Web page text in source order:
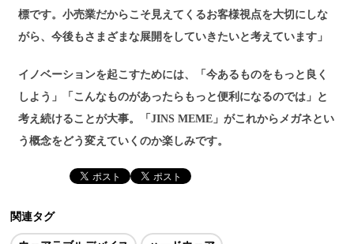
標です。小売業だからこそ見えてくるお客様視点を大切にしな
がら、今後もさまざまな展開をしていきたいと考えています」
イノベーションを起こすためには、「今あるものをもっと良く
しよう」「こんなものがあったらもっと便利になるのでは」と
考え続けることが大事。「JINS MEME」がこれからメガネとい
う概念をどう変えていくのか楽しみです。
関連タグ